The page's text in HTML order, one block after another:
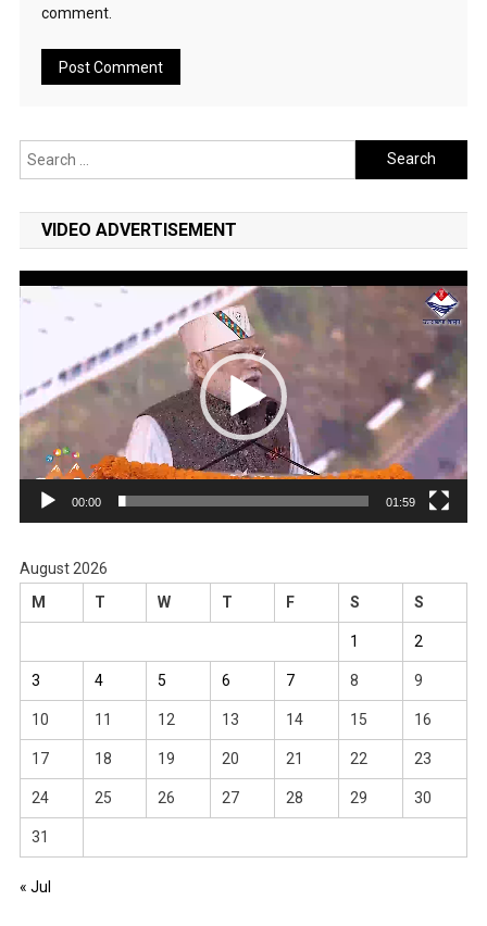
comment.
Search
for:
VIDEO ADVERTISEMENT
Video
00:00 01:59
August 2026
M
T W T F S S
1 2
3 4 5 6 7 8 9
10 11 12 13 14 15 16
17 18 19 20 21 22 23
24 25 26 27 28 29 30
31
« Jul